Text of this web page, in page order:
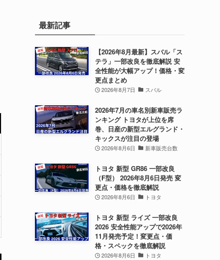
最新記事
【2026年8月最新】スバル「ス
テラ」一部改良を徹底解説 安
全性能が大幅アップ！価格・変
更点まとめ
2026年8月7日 スバル
2026年7月の車名別新車販売ラ
ンキング トヨタが上位を席
巻、日産の新型エルグランド・
キックスが注目の登場
2026年8月6日 新車販売台数
トヨタ 新型 GR86 一部改良
（F型） 2026年8月6日発売 変
更点・価格を徹底解説
2026年8月6日 トヨタ
トヨタ 新型 ライズ 一部改良
2026 安全性能アップで2026年
11月発売予定！変更点・価
格・スペックを徹底解説
2026年8月6日 トヨタ